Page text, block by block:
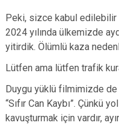
Peki, sizce kabul edilebilir
2024 yılında ülkemizde
yitirdik. Ölümlü kaza
Lütfen ama lütfen trafik
Duygu yüklü filmimizde de
“Sıfır Can Kaybı”. Çünkü
kavuşturmak için vardır,